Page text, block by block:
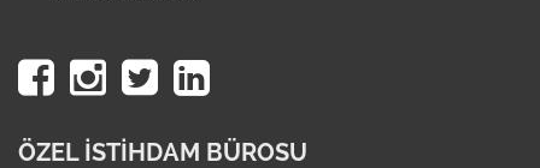
ÖZEL İSTİHDAM BÜROSU